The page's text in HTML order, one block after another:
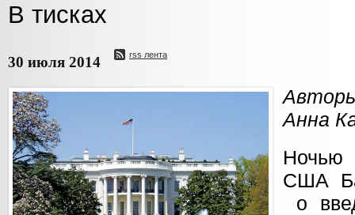
В тисках
30 июля 2014 rss лента
Анна
Ночью
США
о